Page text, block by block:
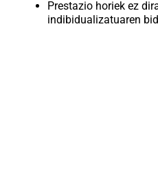
Prestazio horiek ez
indibidualizatuaren